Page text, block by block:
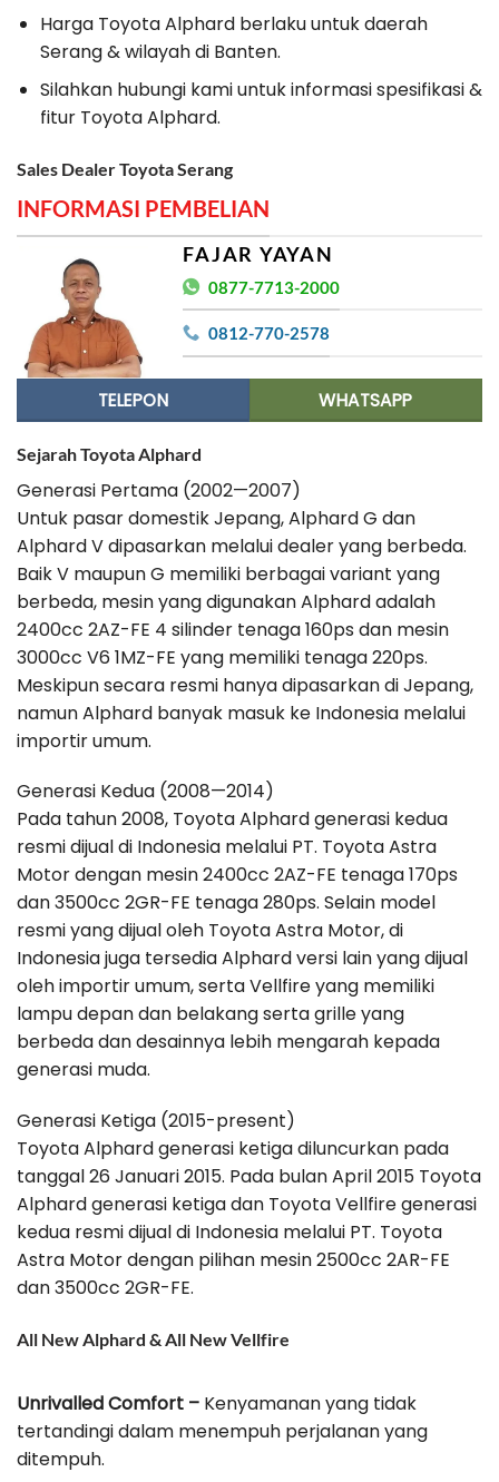
Harga Toyota Alphard berlaku untuk daerah
Serang & wilayah di Banten.
Silahkan hubungi kami untuk informasi spesifikasi &
fitur Toyota Alphard.
Sales Dealer Toyota Serang
INFORMASI PEMBELIAN
FAJAR YAYAN
0877-7713-2000
0812-770-2578
TELEPON WHATSAPP
Sejarah Toyota Alphard
Generasi Pertama (2002—2007)
Untuk pasar domestik Jepang, Alphard G dan
Alphard V dipasarkan melalui dealer yang berbeda.
Baik V maupun G memiliki berbagai variant yang
berbeda, mesin yang digunakan Alphard adalah
2400cc 2AZ-FE 4 silinder tenaga 160ps dan mesin
3000cc V6 1MZ-FE yang memiliki tenaga 220ps.
Meskipun secara resmi hanya dipasarkan di Jepang,
namun Alphard banyak masuk ke Indonesia melalui
importir umum.
Generasi Kedua (2008—2014)
Pada tahun 2008, Toyota Alphard generasi kedua
resmi dijual di Indonesia melalui PT. Toyota Astra
Motor dengan mesin 2400cc 2AZ-FE tenaga 170ps
dan 3500cc 2GR-FE tenaga 280ps. Selain model
resmi yang dijual oleh Toyota Astra Motor, di
Indonesia juga tersedia Alphard versi lain yang dijual
oleh importir umum, serta Vellfire yang memiliki
lampu depan dan belakang serta grille yang
berbeda dan desainnya lebih mengarah kepada
generasi muda.
Generasi Ketiga (2015-present)
Toyota Alphard generasi ketiga diluncurkan pada
tanggal 26 Januari 2015. Pada bulan April 2015 Toyota
Alphard generasi ketiga dan Toyota Vellfire generasi
kedua resmi dijual di Indonesia melalui PT. Toyota
Astra Motor dengan pilihan mesin 2500cc 2AR-FE
dan 3500cc 2GR-FE.
All New Alphard & All New Vellfire
Unrivalled Comfort – Kenyamanan yang tidak
tertandingi dalam menempuh perjalanan yang
ditempuh.